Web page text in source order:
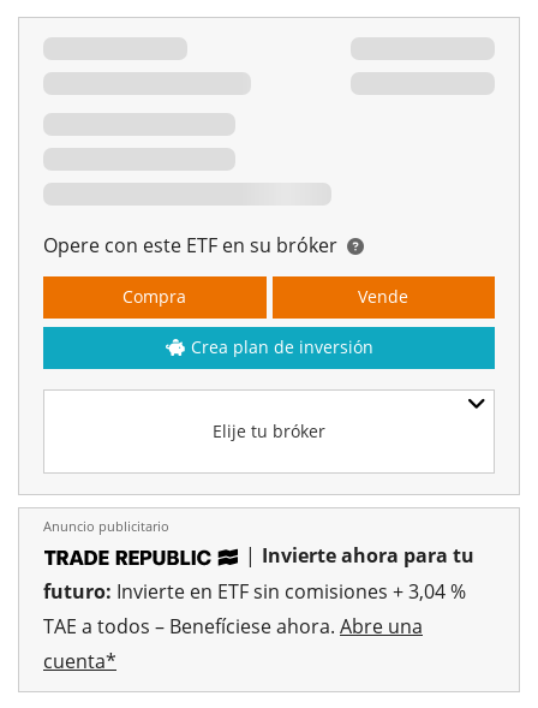
Opere con este ETF en su bróker
Elije tu bróker
Compra Vende
Crea plan de inversión
Anuncio publicitario
| Invierte ahora para tu
futuro: Invierte en ETF sin comisiones + 3,04 %
TAE a todos – Benefíciese ahora. Abre una
cuenta*